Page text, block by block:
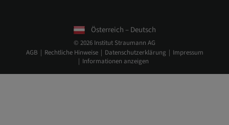
Österreich – Deutsch
© 2026 Institut Straumann AG
AGB
Rechtliche Hinweise Datenschutzerklärung
Impressum
Informationen anzeigen